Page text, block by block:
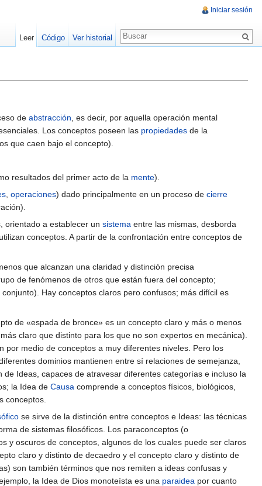
de abstracción , es decir, por aquella operación mental
Los conceptos poseen las propiedades de la
que caen bajo el concepto).
resultados del primer acto de la mente).
operaciones) dado principalmente en un proceso de cierre
orientado a establecer un sistema entre las mismas, desborda
conceptos. A partir de la confrontación entre conceptos de
que alcanzan una claridad y distinción precisa
de fenómenos de otros que están fuera del concepto;
Hay conceptos claros pero confusos; más difícil es
de «espada de bronce» es un concepto claro y más o menos
claro que distinto para los que no son expertos en mecánica).
medio de conceptos a muy diferentes niveles. Pero los
dominios mantienen entre sí relaciones de semejanza,
Ideas, capaces de atravesar diferentes categorías e incluso la
la Idea de Causa comprende a conceptos físicos, biológicos,
conceptos.
se sirve de la distinción entre conceptos e Ideas: las técnicas
de sistemas filosóficos. Los paraconceptos (o
y oscuros de conceptos, algunos de los cuales puede ser claros
claro y distinto de decaedro y el concepto claro y distinto de
son también términos que nos remiten a ideas confusas y
la Idea de Dios monoteísta es una paraidea por cuanto
Iniciar sesión
Leer Código Ver historial